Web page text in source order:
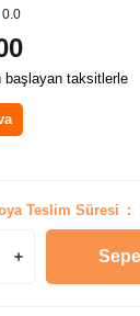
0.0
başlayan taksitlerle
Teslim Süresi :